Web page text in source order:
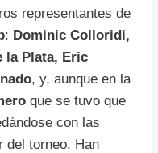
representantes de
: Dominic Colloridi,
la Plata, Eric
, y, aunque en la
que se tuvo que
con las
del torneo. Han